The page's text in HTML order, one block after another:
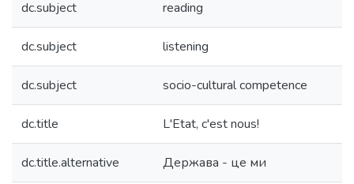
dc.subject reading
dc.subject listening
dc.subject socio-cultural competence
dc.title L'Etat, c'est nous!
dc.title.alternative Держава - це ми